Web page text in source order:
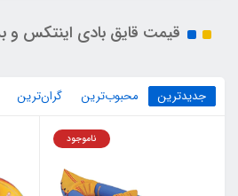
قیمت قایق بادی اینتکس
جدیدترین محبوب‌ترین گران‌ترین
ناموجود